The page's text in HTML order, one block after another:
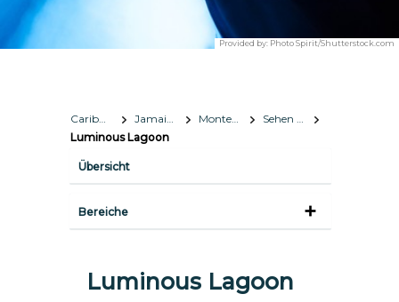
Provided by: Photo Spirit/Shutterstock.com
Caribbean Jamaika Montego Bay
Sehen & Erleben
Luminous Lagoon
Übersicht
Bereiche
Luminous Lagoon